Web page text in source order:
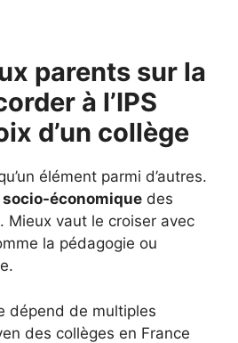
parents sur la
à l’IPS
d’un collège
élément parmi d’autres.
économique des
Mieux vaut le croiser avec
la pédagogie ou
dépend de multiples
des collèges en France